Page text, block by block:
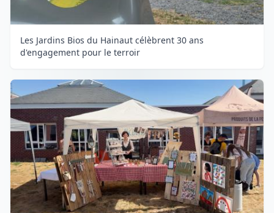
Les Jardins Bios du Hainaut célèbrent 30 ans
d'engagement pour le terroir